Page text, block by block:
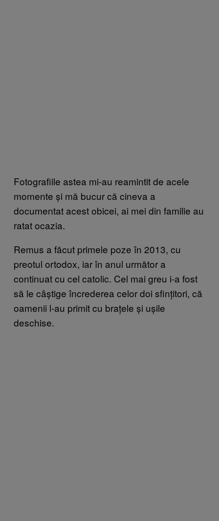
Fotografiile astea mi-au reamintit de acele
momente și mă bucur că cineva a
documentat acest obicei, ai mei din familie au
ratat ocazia.
Remus a făcut primele poze în 2013, cu
preotul ortodox, iar în anul următor a
continuat cu cel catolic. Cel mai greu i-a fost
să le câștige încrederea celor doi sfințitori, că
oamenii l-au primit cu brațele și ușile
deschise.